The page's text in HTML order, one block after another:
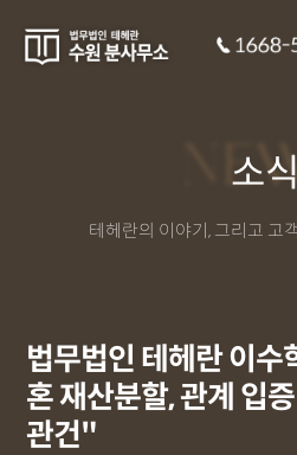
NEWS
소식
테헤란의 이야기, 그리고 고
법무법인 테헤란 이수
혼 재산분할, 관계 입
관건"